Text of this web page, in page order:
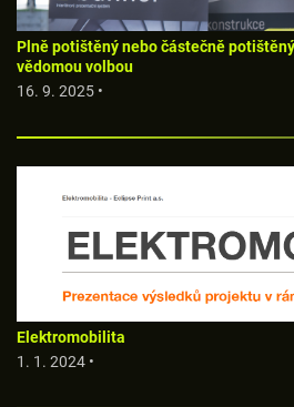
Plně potištěný nebo částečně
vědomou volbou
16. 9. 2025 •
Elektromobilita
1. 1. 2024 •